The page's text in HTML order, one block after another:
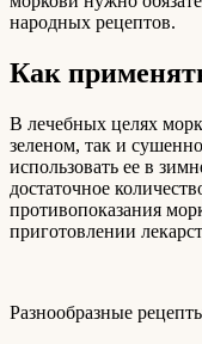
народных рецептов.
Как
В лечебных целях
зеленом, так и
использовать ее в
достаточное
противопоказания
приготовлении
Разнообразные